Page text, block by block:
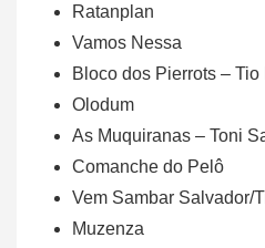
Ratanplan
Vamos Nessa
Bloco dos Pierrots – Tio
Olodum
As Muquiranas – Toni
Comanche do Pelô
Vem Sambar Salvador/
Muzenza